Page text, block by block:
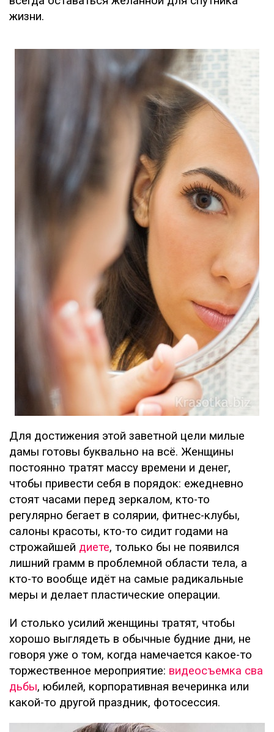
жизни.
Для достижения этой заветной цели милые
дамы готовы буквально на всё. Женщины
постоянно тратят массу времени и денег,
чтобы привести себя в порядок: ежедневно
стоят часами перед зеркалом, кто-то
регулярно бегает в солярии, фитнес-клубы,
салоны красоты, кто-то сидит годами на
строжайшей диете, только бы не появился
лишний грамм в проблемной области тела, а
кто-то вообще идёт на самые радикальные
меры и делает пластические операции.
И столько усилий женщины тратят, чтобы
хорошо выглядеть в обычные будние дни, не
говоря уже о том, когда намечается какое-то
торжественное мероприятие: видеосъемка сва
дьбы, юбилей, корпоративная вечеринка или
какой-то другой праздник, фотосессия.